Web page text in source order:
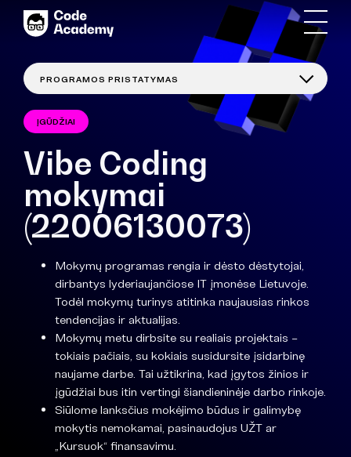
ĮGŪDŽIAI
Vibe Coding
mokymai
(22006130073)
Mokymų programas rengia ir dėsto dėstytojai,
dirbantys lyderiaujančiose IT įmonėse Lietuvoje.
Todėl mokymų turinys atitinka naujausias rinkos
tendencijas ir aktualijas.
Mokymų metu dirbsite su realiais projektais –
tokiais pačiais, su kokiais susidursite įsidarbinę
naujame darbe. Tai užtikrina, kad įgytos žinios ir
įgūdžiai bus itin vertingi šiandieninėje darbo rinkoje.
Siūlome lanksčius mokėjimo būdus ir galimybę
mokytis nemokamai, pasinaudojus UŽT ar
„Kursuok“ finansavimu.